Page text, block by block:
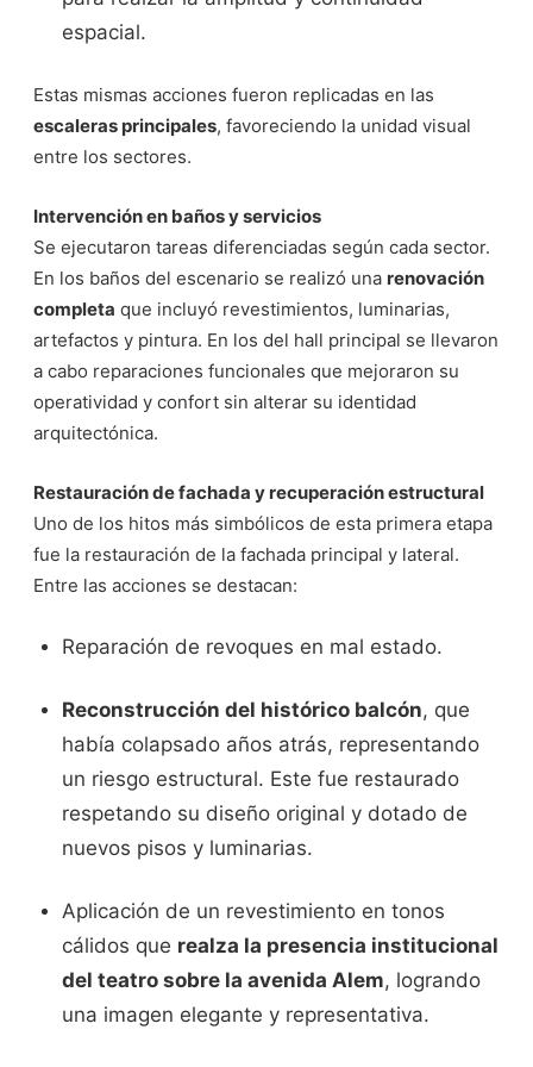
espacial.
Estas mismas acciones fueron replicadas en las
escaleras principales, favoreciendo la unidad visual
entre los sectores.
Intervención en baños y servicios
Se ejecutaron tareas diferenciadas según cada sector.
En los baños del escenario se realizó una renovación
completa que incluyó revestimientos, luminarias,
artefactos y pintura. En los del hall principal se llevaron
a cabo reparaciones funcionales que mejoraron su
operatividad y confort sin alterar su identidad
arquitectónica.
Restauración de fachada y recuperación estructural
Uno de los hitos más simbólicos de esta primera etapa
fue la restauración de la fachada principal y lateral.
Entre las acciones se destacan:
Reparación de revoques en mal estado.
Reconstrucción del histórico balcón, que
había colapsado años atrás, representando
un riesgo estructural. Este fue restaurado
respetando su diseño original y dotado de
nuevos pisos y luminarias.
Aplicación de un revestimiento en tonos
cálidos que realza la presencia institucional
del teatro sobre la avenida Alem, logrando
una imagen elegante y representativa.